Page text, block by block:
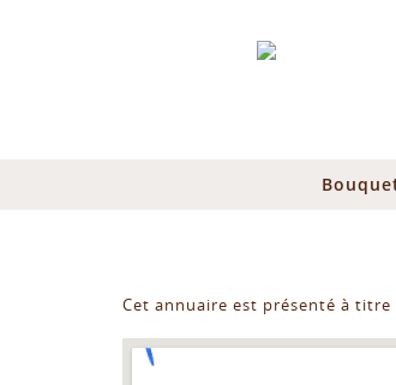
Cet annuaire est présenté à titre